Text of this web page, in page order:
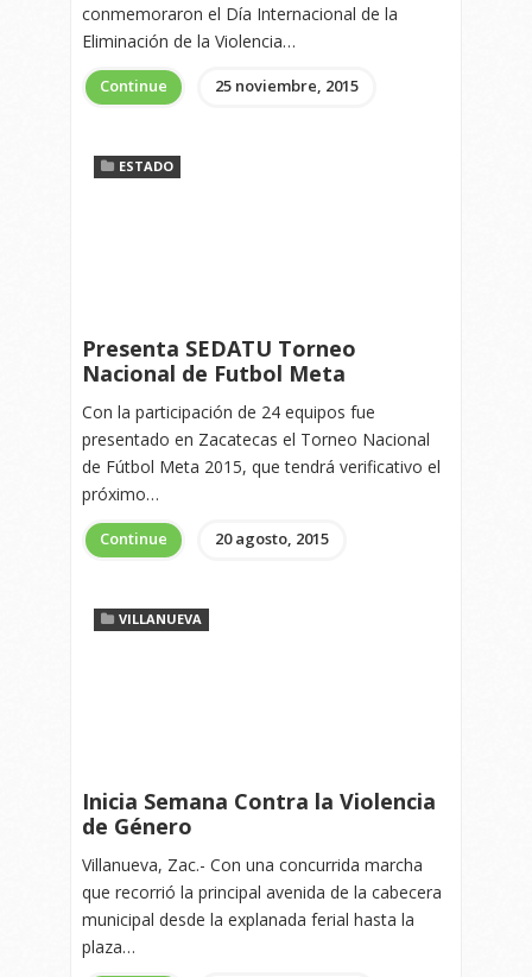
conmemoraron el Día Internacional de la
Eliminación de la Violencia…
Continue 25 noviembre, 2015
ESTADO
Presenta SEDATU Torneo
Nacional de Futbol Meta
Con la participación de 24 equipos fue
presentado en Zacatecas el Torneo Nacional
de Fútbol Meta 2015, que tendrá verificativo el
próximo…
Continue 20 agosto, 2015
VILLANUEVA
Inicia Semana Contra la Violencia
de Género
Villanueva, Zac.- Con una concurrida marcha
que recorrió la principal avenida de la cabecera
municipal desde la explanada ferial hasta la
plaza…